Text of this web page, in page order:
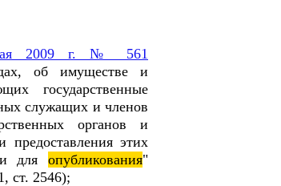
2009 г. № 561
об имуществе и
государственные
служащих и членов
органов и
предоставления этих
для опубликования"
ст. 2546);